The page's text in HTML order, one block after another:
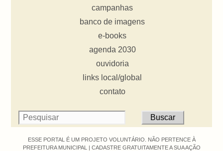
campanhas
banco de imagens
e-books
agenda 2030
ouvidoria
links local/global
contato
ESSE PORTAL É UM PROJETO VOLUNTÁRIO. NÃO PERTENCE À
PREFEITURA MUNICIPAL | CADASTRE GRATUITAMENTE A SUA AÇÃO